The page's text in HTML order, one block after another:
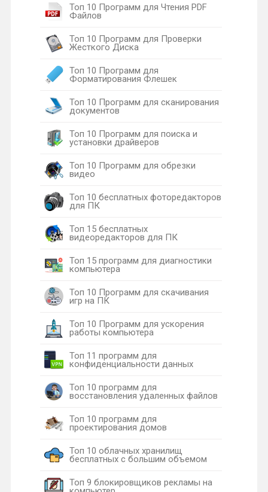
Топ 10 Программ для Чтения PDF
Файлов
Топ 10 Программ для Проверки
Жесткого Диска
Топ 10 Программ для
Форматирования Флешек
Топ 10 Программ для сканирования
документов
Топ 10 Программ для поиска и
установки драйверов
Топ 10 Программ для обрезки
видео
Топ 10 бесплатных фоторедакторов
для ПК
Топ 15 бесплатных
видеоредакторов для ПК
Топ 15 программ для диагностики
компьютера
Топ 10 Программ для скачивания
игр на ПК
Топ 10 Программ для ускорения
работы компьютера
Топ 11 программ для
конфиденциальности данных
Топ 10 программ для
восстановления удаленных файлов
Топ 10 программ для
проектирования домов
Топ 10 облачных хранилищ
бесплатных с большим объемом
Топ 9 блокировщиков рекламы на